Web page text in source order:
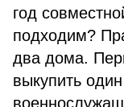
год
подходим?
два дома.
выкупить